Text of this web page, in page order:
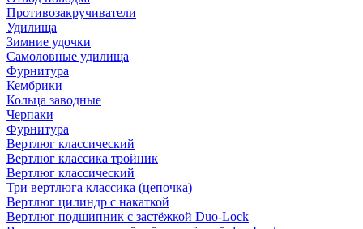
Противозакручиватели
Удилища
Зимние удочки
Самоловные удилища
Фурнитура
Кембрики
Кольца заводные
Черпаки
Фурнитура
Вертлюг классический
Вертлюг классика тройник
Вертлюг классический
Три вертлюга классика (цепочка)
Вертлюг цилиндр с накаткой
Вертлюг подшипник с застёжкой Duo-Lock